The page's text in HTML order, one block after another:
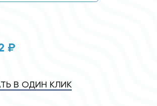
₽
В ОДИН КЛИК